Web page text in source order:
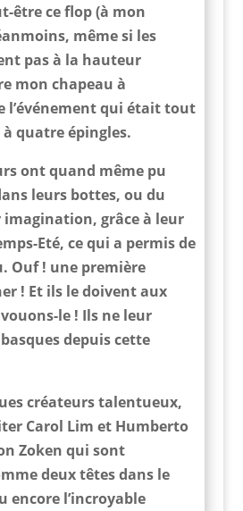
être ce flop (à mon
même si les
pas à la hauteur
mon chapeau à
l’événement qui était tout
quatre épingles.
ont quand même pu
leurs bottes, ou du
grâce à leur
Eté, ce qui a permis de
Ouf ! une première
! Et ils le doivent aux
le ! Ils ne leur
depuis cette
créateurs talentueux,
Carol Lim et Humberto
Zoken qui sont
deux têtes dans le
encore l’incroyable